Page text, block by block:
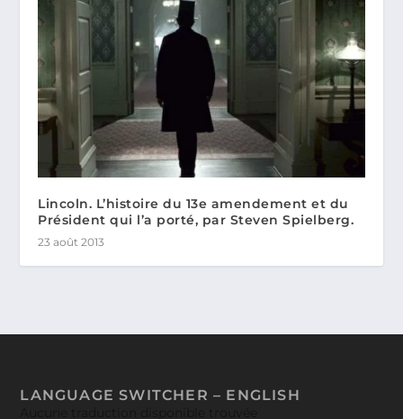
Lincoln. L’histoire du 13e amendement et du
Président qui l’a porté, par Steven Spielberg.
23 août 2013
LANGUAGE SWITCHER – ENGLISH